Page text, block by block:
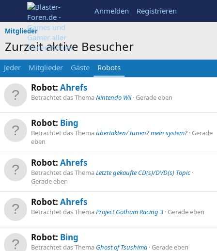
Anmelden Registrieren
Mitglieder
Zurzeit aktive Besucher
Jeder Mitglieder Gäste Robots
Robot: Ahrefs
Betrachtet das ThemaNintendo Wii Gerade eben
Robot: Bing
Betrachtet das Themaübertakten/ tunen? mein system? Gerade
eben
Robot: Ahrefs
Betrachtet das ThemaLetzte gekaufte CD(s)/DVD(s) Topic
Gerade eben
Robot: Ahrefs
Betrachtet das ThemaProject Gotham Racing 3 Gerade eben
Robot: Bing
Betrachtet das Thema Ghost of Tsushima Gerade eben